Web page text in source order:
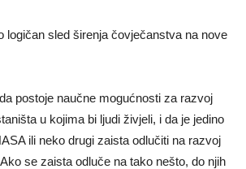
logičan sled širenja čovječanstva na nove
postoje naučne mogućnosti za razvoj
u kojima bi ljudi živjeli, i da je jedino
ili neko drugi zaista odlučiti na razvoj
se zaista odluče na tako nešto, do njih